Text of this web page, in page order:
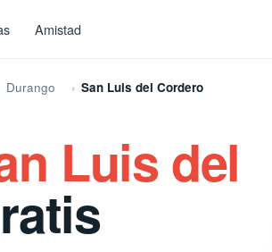
Amistad
Durango San Luis del Cordero
Luis del